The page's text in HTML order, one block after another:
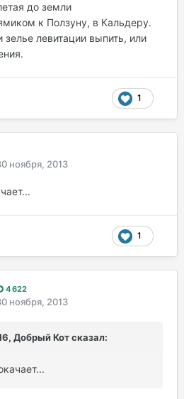
до земли
к Ползуну, в Кальдеру.
левитации выпить, или
1
ноября, 2013
1
4 622
ноября, 2013
Добрый Кот сказал: